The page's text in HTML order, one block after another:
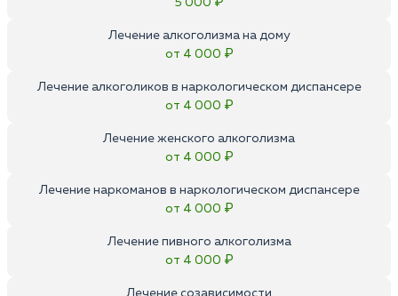
5 000 ₽
Лечение алкоголизма на дому
от 4 000 ₽
Лечение алкоголиков в наркологическом диспансере
от 4 000 ₽
Лечение женского алкоголизма
от 4 000 ₽
Лечение наркоманов в наркологическом диспансере
от 4 000 ₽
Лечение пивного алкоголизма
от 4 000 ₽
Лечение созависимости